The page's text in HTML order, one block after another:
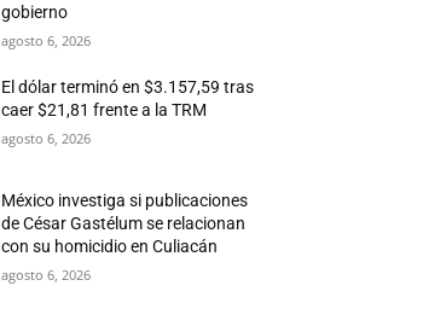
gobierno
agosto 6, 2026
El dólar terminó en $3.157,59 tras
caer $21,81 frente a la TRM
agosto 6, 2026
México investiga si publicaciones
de César Gastélum se relacionan
con su homicidio en Culiacán
agosto 6, 2026